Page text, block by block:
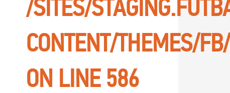
/SITES/
CONTENT/THEMES/
ON LINE 586